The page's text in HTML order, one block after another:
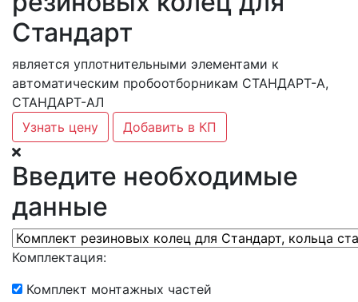
Стандарт
является уплотнительными элементами к
автоматическим пробоотборникам СТАНДАРТ-А,
СТАНДАРТ-АЛ
Узнать цену
Добавить в КП
Введите необходимые
данные
Комплектация:
Комплект монтажных частей